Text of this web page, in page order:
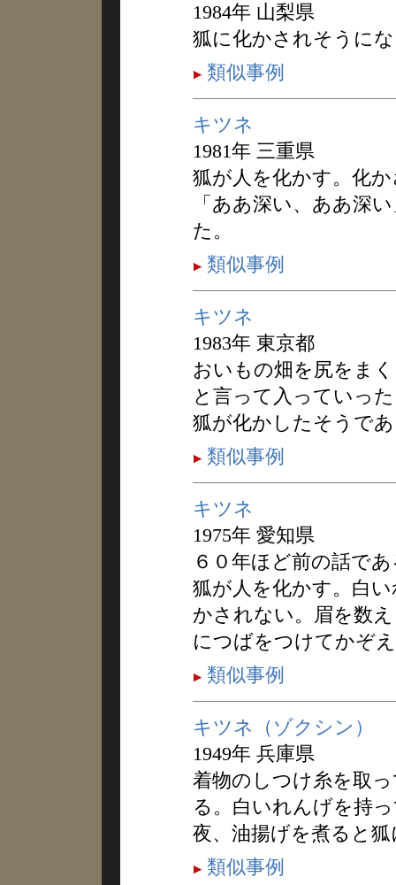
1984年 山梨県
狐に化かされそうに
類似事例
キツネ
1981年 三重県
狐が人を化かす。化
「ああ深い、ああ深
た。
類似事例
キツネ
1983年 東京都
おいもの畑を尻をま
と言って入っていっ
狐が化かしたそうで
類似事例
キツネ
1975年 愛知県
６０年ほど前の話で
狐が人を化かす。白
かされない。眉を数
につばをつけてかぞ
類似事例
キツネ（ゾクシン）
1949年 兵庫県
着物のしつけ糸を取
る。白いれんげを持
夜、油揚げを煮ると
類似事例